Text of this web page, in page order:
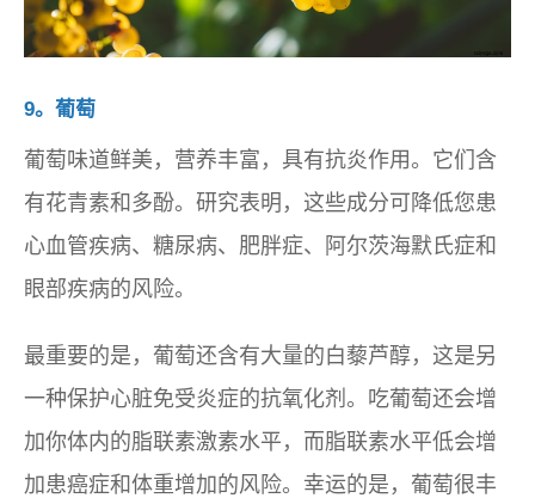
9。葡萄
葡萄味道鲜美，营养丰富，具有抗炎作用。它们含
有花青素和多酚。研究表明，这些成分可降低您患
心血管疾病、糖尿病、肥胖症、阿尔茨海默氏症和
眼部疾病的风险。
最重要的是，葡萄还含有大量的白藜芦醇，这是另
一种保护心脏免受炎症的抗氧化剂。吃葡萄还会增
加你体内的脂联素激素水平，而脂联素水平低会增
加患癌症和体重增加的风险。幸运的是，葡萄很丰